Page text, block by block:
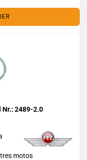
Nr.: 2489-2.0
motos